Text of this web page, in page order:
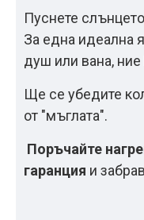
Пуснете
За една идеална
душ или вана,
Ще се убедите
от "мъглата".
Поръчайте
гаранция и